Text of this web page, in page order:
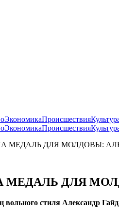
ЭкономикаПроисшествия
ЭкономикаПроисшествия
МЕДАЛЬ ДЛЯ
вольного стиля Александр